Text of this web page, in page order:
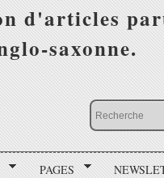
d'articles
saxonne.
PAGES